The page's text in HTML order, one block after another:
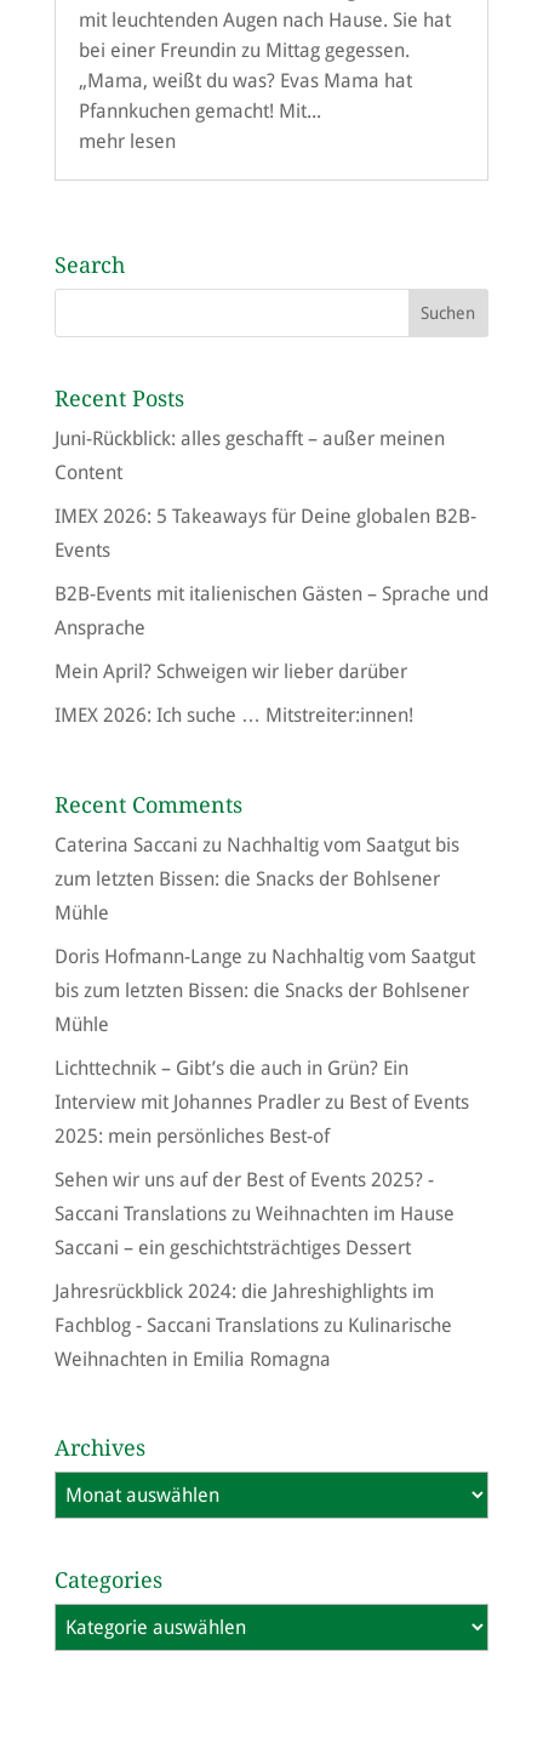
mit leuchtenden Augen nach Hause. Sie hat
bei einer Freundin zu Mittag gegessen.
„Mama, weißt du was? Evas Mama hat
Pfannkuchen gemacht! Mit...
mehr lesen
Search
Recent Posts
Juni-Rückblick: alles geschafft – außer meinen
Content
IMEX 2026: 5 Takeaways für Deine globalen B2B-
Events
B2B-Events mit italienischen Gästen – Sprache und
Ansprache
Mein April? Schweigen wir lieber darüber
IMEX 2026: Ich suche … Mitstreiter:innen!
Recent Comments
Caterina Saccani zu Nachhaltig vom Saatgut bis
zum letzten Bissen: die Snacks der Bohlsener
Mühle
Doris Hofmann-Lange zu Nachhaltig vom Saatgut
bis zum letzten Bissen: die Snacks der Bohlsener
Mühle
Lichttechnik – Gibt’s die auch in Grün? Ein
Interview mit Johannes Pradlerzu Best of Events
2025: mein persönliches Best-of
Sehen wir uns auf der Best of Events 2025? -
Saccani Translationszu Weihnachten im Hause
Saccani – ein geschichtsträchtiges Dessert
Jahresrückblick 2024: die Jahreshighlights im
Fachblog - Saccani Translationszu Kulinarische
Weihnachten in Emilia Romagna
Archives
Archives
Categories
Categories